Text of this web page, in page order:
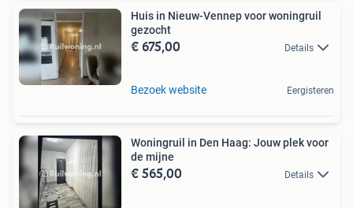
Huis in Nieuw-Vennep voor woningruil
gezocht
€ 675,00 Details
Bezoek website Eergisteren
Woningruil in Den Haag: Jouw plek voor
de mijne
€ 565,00 Details